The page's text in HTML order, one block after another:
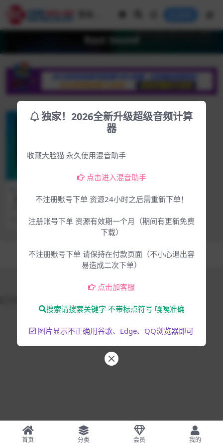
Rast Sound
【首发新品黑科技】音频专业
OCHA
1年前 1.3K 4.99
Copyright © 2025 大脸猫-为音乐人服务- All rights reserved
混音编曲音乐制作
首页 分类 会员 我的
独家！2026全新升级超级音频计算
器
收藏大脸猫 永久使用混音助手
点击进入混音助手
不注册账号下单 资源24小时之后需重新下单！
注册账号下单 资源有效期一个月（期间有更新免费
下载）
不注册账号下单 请保持在付款页面（不小心退出容
易造成二次下单）
点击加客服
搜索请搜索关键字 不带标点符号 嘎嘎准确
图片显示不正确用谷歌、Edge、QQ浏览器即可